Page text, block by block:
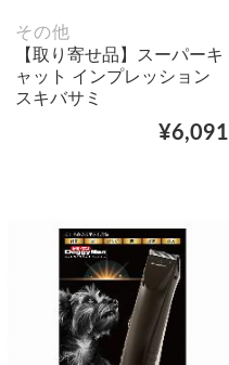
その他
【取り寄せ品】スーパーキ
ャット インプレッション
スキバサミ
¥6,091